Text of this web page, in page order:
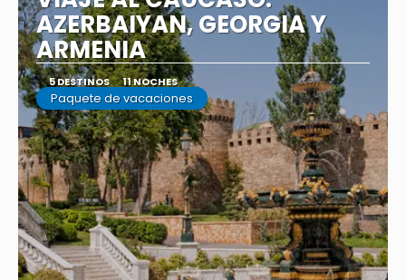
AZERBAIYAN, GEORGIA Y
ARMENIA
5 DESTINOS 11 NOCHES
Paquete de vacaciones